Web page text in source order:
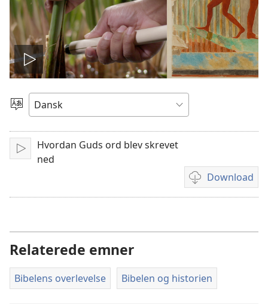
Afspil
video
Vælg
sprog
Afspil
Hvordan Guds ord blev skrevet
ned
Download
Indstillinger
for
Relaterede emner
Bibelens overlevelse Bibelen og historien